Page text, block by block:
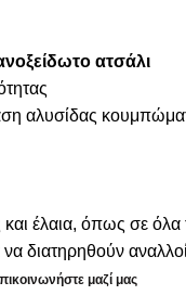
ατσάλι
αλυσίδας
έλαια, όπως σε
διατηρηθούν
μαζί μας